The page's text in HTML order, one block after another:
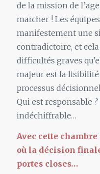
de la mission de
marcher ! Les
manifestement une
contradictoire, et
difficultés graves
majeur est la lisibilité
processus
Qui est responsable
indéchiffrable…
Avec cette
où la décision
portes closes…